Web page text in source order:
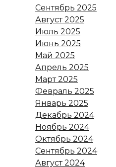
Сентябрь 2025
Август 2025
Июль 2025
Июнь 2025
Май 2025
Апрель 2025
Март 2025
Февраль 2025
Январь 2025
Декабрь 2024
Ноябрь 2024
Октябрь 2024
Сентябрь 2024
Август 2024